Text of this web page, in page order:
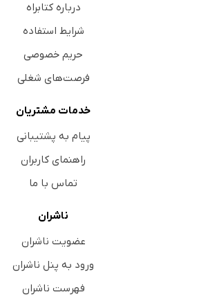
درباره کتابراه
شرایط استفاده
حریم خصوصی
فرصت‌های شغلی
خدمات مشتریان
پیام به پشتیبانی
راهنمای کاربران
تماس با ما
ناشران
عضویت ناشران
ورود به پنل ناشران
فهرست ناشران